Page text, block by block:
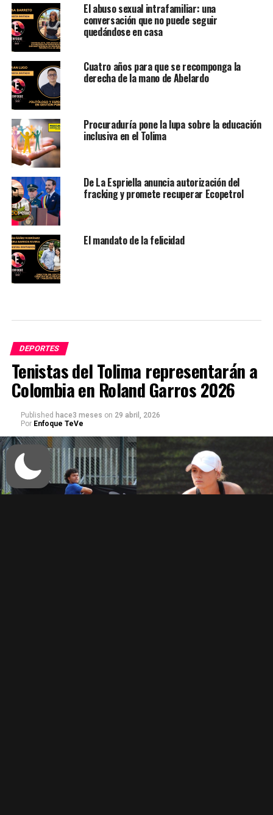
El abuso sexual intrafamiliar: una
conversación que no puede seguir
quedándose en casa
Cuatro años para que se recomponga la
derecha de la mano de Abelardo
Procuraduría pone la lupa sobre la educación
inclusiva en el Tolima
De La Espriella anuncia autorización del
fracking y promete recuperar Ecopetrol
El mandato de la felicidad
DEPORTES
Tenistas del Tolima representarán a
Colombia en Roland Garros 2026
Published hace3 meses on 29 abril, 2026
Por Enfoque TeVe